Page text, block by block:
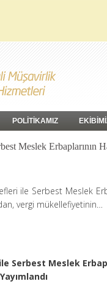
POLİTİKAMIZ
Meslek Erbaplarının
ile Serbest Meslek
vergi mükellefiyetinin…
Serbest Meslek